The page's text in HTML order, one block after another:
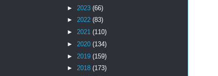
► 2023 (66)
► 2022 (83)
► 2021 (110)
► 2020 (134)
► 2019 (159)
► 2018 (173)